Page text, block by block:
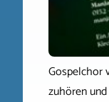
Gospelchor
zuhören